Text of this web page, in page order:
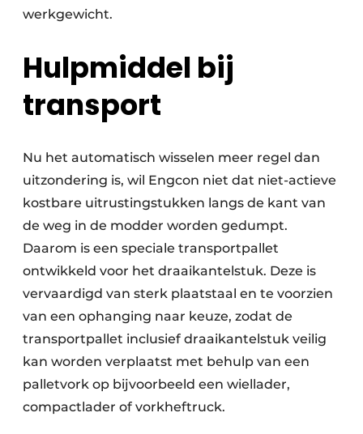
werkgewicht.
Hulpmiddel bij
transport
Nu het automatisch wisselen meer regel dan
uitzondering is, wil Engcon niet dat niet-actieve
kostbare uitrustingstukken langs de kant van
de weg in de modder worden gedumpt.
Daarom is een speciale transportpallet
ontwikkeld voor het draaikantelstuk. Deze is
vervaardigd van sterk plaatstaal en te voorzien
van een ophanging naar keuze, zodat de
transportpallet inclusief draaikantelstuk veilig
kan worden verplaatst met behulp van een
palletvork op bijvoorbeeld een wiellader,
compactlader of vorkheftruck.